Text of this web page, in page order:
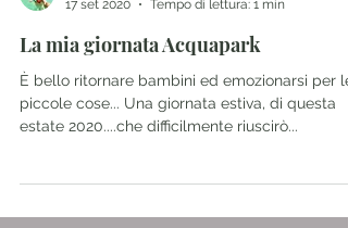
Manuela Lenoci
17 set 2020
Tempo di lettura: 1 min
La mia giornata Acquapark
piccole cose... Una giornata estiva, di questa